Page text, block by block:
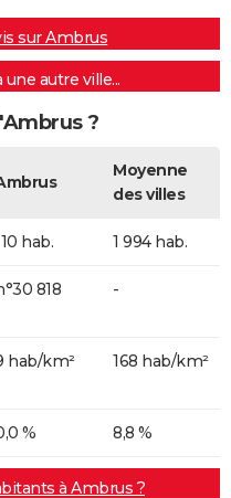
sur Ambrus
autre ville...
?
Moyenne
des villes
hab. 1 994 hab.
818 -
hab/km² 168 hab/km²
% 8,8 %
à Ambrus ?